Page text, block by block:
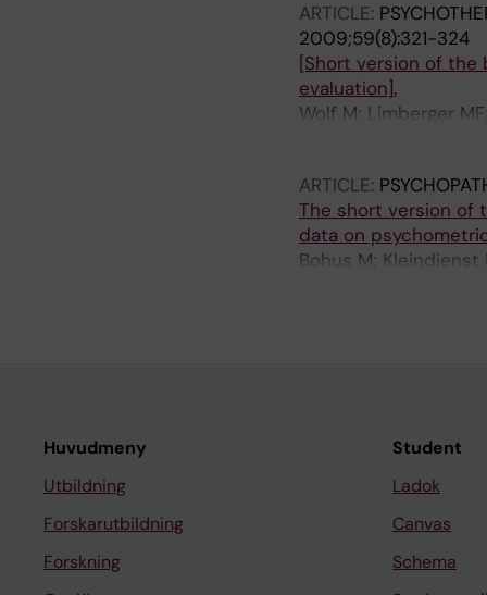
ARTICLE:
2009;59(8):321-324
[Short version of
evaluation].
Wolf M; Limberger
ARTICLE:
The short version of
data on
Bohus M; Kleindienst
Huvudmeny
Utbildning
Forskarutbildning
Forskning
Student
Ladok
Canvas
Schema